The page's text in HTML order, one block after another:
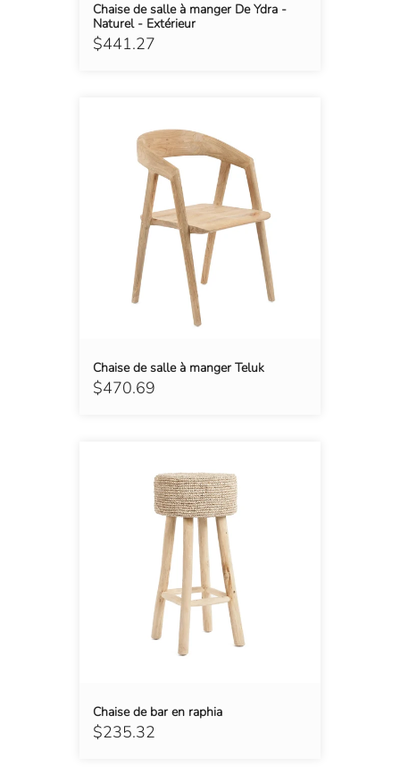
$441.27
Chaise de salle à manger De Ydra -
Naturel - Extérieur
$470.69
Chaise de salle à manger Teluk
$235.32
Chaise de bar en raphia